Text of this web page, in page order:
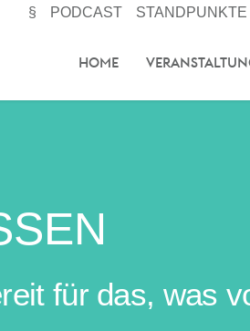
§ PODCAST STANDPUNKTE
HOME
für das, was